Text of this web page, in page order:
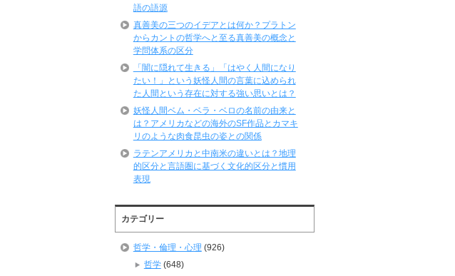
語の語源
真善美の三つのイデアとは何か？プラトン
からカントの哲学へと至る真善美の概念と
学問体系の区分
「闇に隠れて生きる」「はやく人間になり
たい！」という妖怪人間の言葉に込められ
た人間という存在に対する強い思いとは？
妖怪人間ベム・ベラ・ベロの名前の由来と
は？アメリカなどの海外のSF作品とカマキ
リのような肉食昆虫の姿との関係
ラテンアメリカと中南米の違いとは？地理
的区分と言語圏に基づく文化的区分と慣用
表現
カテゴリー
哲学・倫理・心理 (926)
哲学(648)